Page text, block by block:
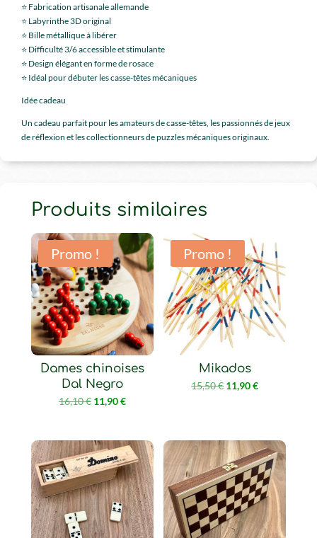
⭐ Fabrication artisanale allemande
⭐ Labyrinthe 3D original
⭐ Bille métallique à libérer
⭐ Difficulté 3/6 accessible et stimulante
⭐ Design élégant en forme de rosace
⭐ Idéal pour débuter les casse-têtes mécaniques
Idée cadeau
Un cadeau parfait pour les amateurs de casse-têtes, les passionnés de jeux
de réflexion et les collectionneurs de puzzles mécaniques originaux.
Produits similaires
Promo !
Dames chinoises
Dal Negro
16,10€ Le
était :
16,10 €.
11,90€Le
est :
11,90 €.
Promo !
Mikados
15,50€ Le
était :
15,50 €.
11,90€Le
est :
11,90 €.